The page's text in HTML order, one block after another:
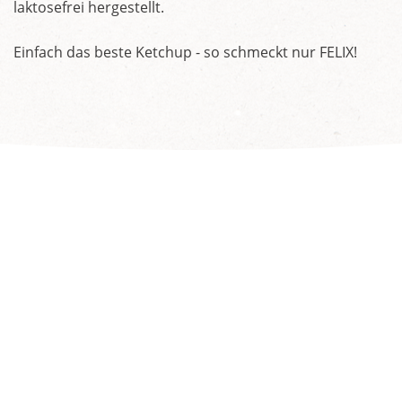
laktosefrei hergestellt.
Einfach das beste Ketchup - so schmeckt nur FELIX!